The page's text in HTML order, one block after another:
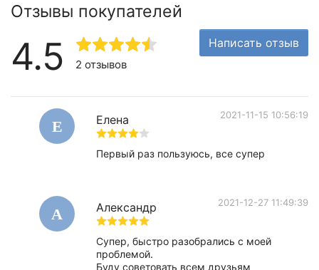
Отзывы покупателей
4.5 2 отзывов
Написать отзыв
Е Елена 2021-11-15 10:56:19
Первый раз пользуюсь, все супер
А Александр 2021-12-27 11:49:39
Супер, быстро разобрались с моей
проблемой.
Буду советовать всем друзьям